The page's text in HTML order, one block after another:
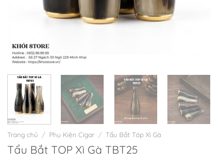
Trang chủ / Phụ Kiện Cigar / Tẩu Bắt Tóp Xì Gà
Tẩu Bắt TOP Xì Gà TBT25